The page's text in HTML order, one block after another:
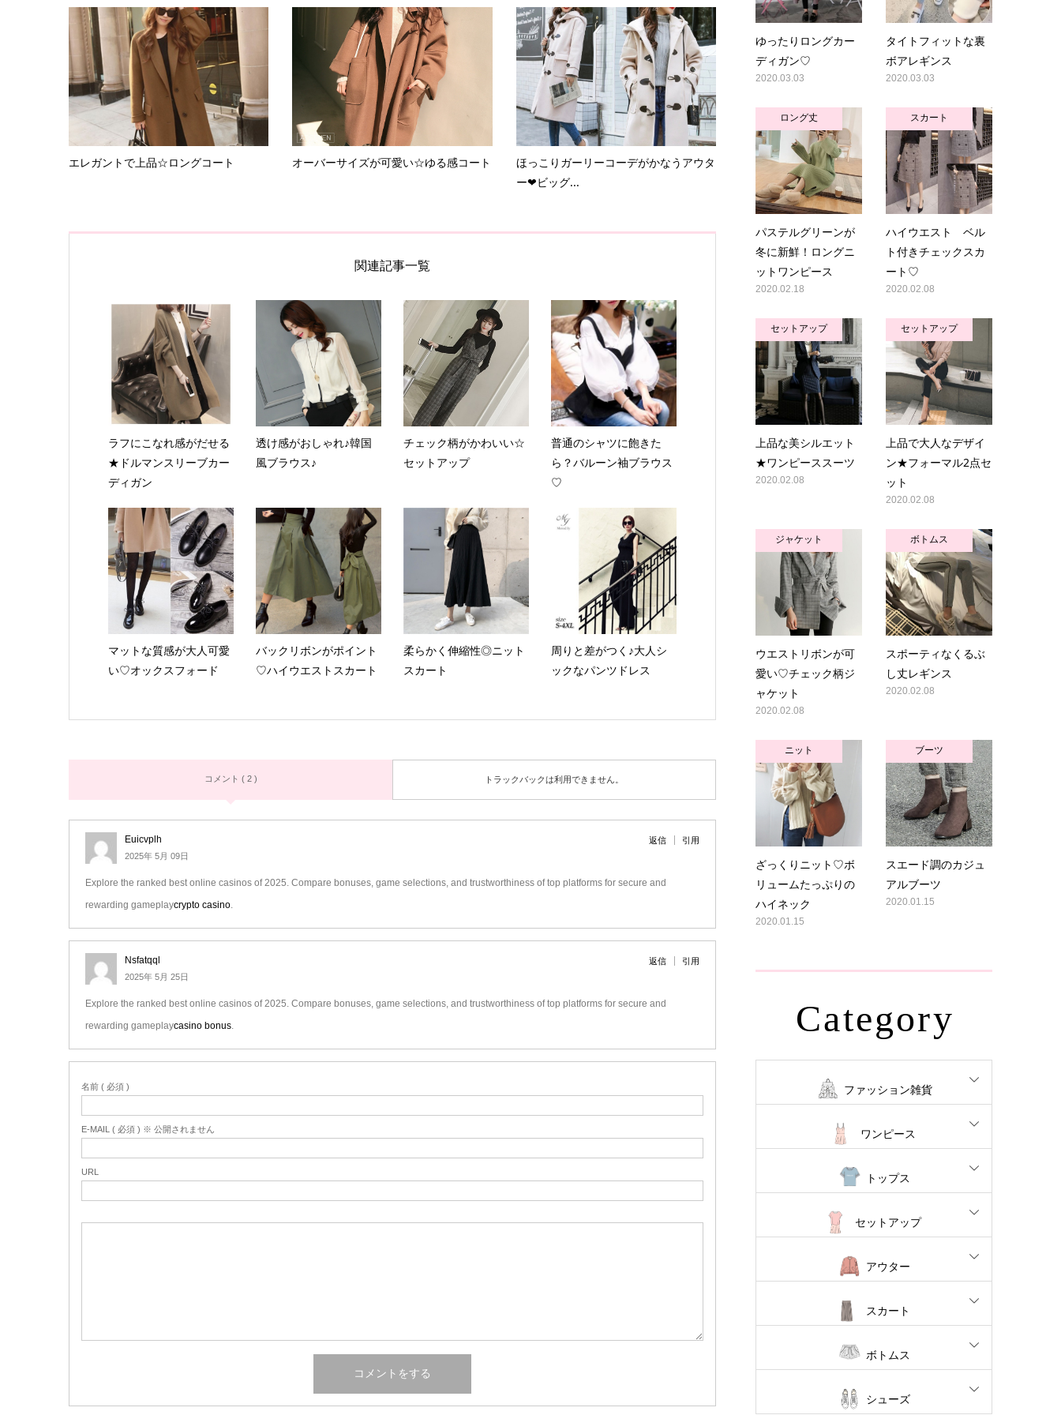
エレガントで上品☆ロングコート オーバーサイズが可愛い☆ゆる感コート
ほっこりガーリーコーデがかなうアウタ
ー❤ビッグ...
関連記事一覧
ラフにこなれ感がだせる
★ドルマンスリーブカー
ディガン
透け感がおしゃれ♪韓国
風ブラウス♪
チェック柄がかわいい☆
セットアップ
普通のシャツに飽きた
ら？バルーン袖ブラウス
♡
マットな質感が大人可愛
い♡オックスフォード
バックリボンがポイント
♡ハイウエストスカート
柔らかく伸縮性◎ニット
スカート
周りと差がつく♪大人シ
ックなパンツドレス
コメント ( 2 ) トラックバックは利用できません。
Euicvplh
2025年 5月 09日
返信 引用
Explore the ranked best online casinos of 2025. Compare bonuses, game selections, and trustworthiness of top platforms for secure and
rewarding gameplaycrypto casino.
Nsfatqql
2025年 5月 25日
返信 引用
Explore the ranked best online casinos of 2025. Compare bonuses, game selections, and trustworthiness of top platforms for secure and
rewarding gameplaycasino bonus.
名前 ( 必須 )
E-MAIL ( 必須 ) ※ 公開されません
URL
ゆったりロングカー
ディガン♡
2020.03.03
タイトフィットな裏
ボアレギンス
2020.03.03
ロング丈
パステルグリーンが
冬に新鮮！ロングニ
ットワンピース
2020.02.18
スカート
ハイウエスト ベル
ト付きチェックスカ
ート♡
2020.02.08
セットアップ
上品な美シルエット
★ワンピーススーツ
2020.02.08
セットアップ
上品で大人なデザイ
ン★フォーマル2点セ
ット
2020.02.08
ジャケット
ウエストリボンが可
愛い♡チェック柄ジ
ャケット
2020.02.08
ボトムス
スポーティなくるぶ
し丈レギンス
2020.02.08
ニット
ざっくりニット♡ボ
リュームたっぷりの
ハイネック
2020.01.15
ブーツ
スエード調のカジュ
アルブーツ
2020.01.15
Category
ファッション雑貨
ワンピース
トップス
セットアップ
アウター
スカート
ボトムス
シューズ